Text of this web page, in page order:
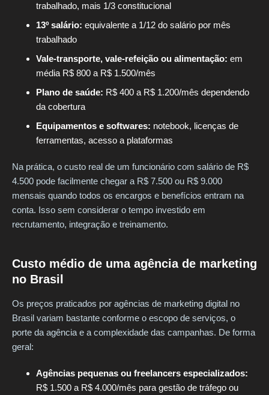
trabalhado, mais 1/3 constitucional
13º salário: equivalente a 1/12 do salário por mês
trabalhado
Vale-transporte, vale-refeição ou alimentação: em
média R$ 800 a R$ 1.500/mês
Plano de saúde: R$ 400 a R$ 1.200/mês dependendo
da cobertura
Equipamentos e softwares: notebook, licenças de
ferramentas, acesso a plataformas
Na prática, o custo real de um funcionário com salário de R$
4.500 pode facilmente chegar a R$ 7.500 ou R$ 9.000
mensais quando todos os encargos e benefícios entram na
conta. Isso sem considerar o tempo investido em
recrutamento, integração e treinamento.
Custo médio de uma agência de marketing
no Brasil
Os preços praticados por agências de marketing digital no
Brasil variam bastante conforme o escopo de serviços, o
porte da agência e a complexidade das campanhas. De forma
geral:
Agências pequenas ou freelancers especializados:
R$ 1.500 a R$ 4.000/mês para gestão de tráfego ou